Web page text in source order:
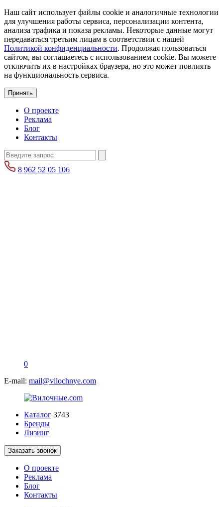
Наш сайт использует файлы cookie и аналогичные технологии
для улучшения работы сервиса, персонализации контента,
анализа трафика и показа рекламы. Некоторые данные могут
передаваться третьим лицам в соответствии с нашей
Политикой конфиденциальности. Продолжая пользоваться
сайтом, вы соглашаетесь с использованием cookie. Вы можете
отключить их в настройках браузера, но это может повлиять
на функциональность сервиса.
Принять
О проекте
Реклама
Блог
Контакты
8 962 52 05 106
0
E-mail: mail@vilochnye.com
Каталог 3743
Бренды
Лизинг
Заказать звонок
О проекте
Реклама
Блог
Контакты